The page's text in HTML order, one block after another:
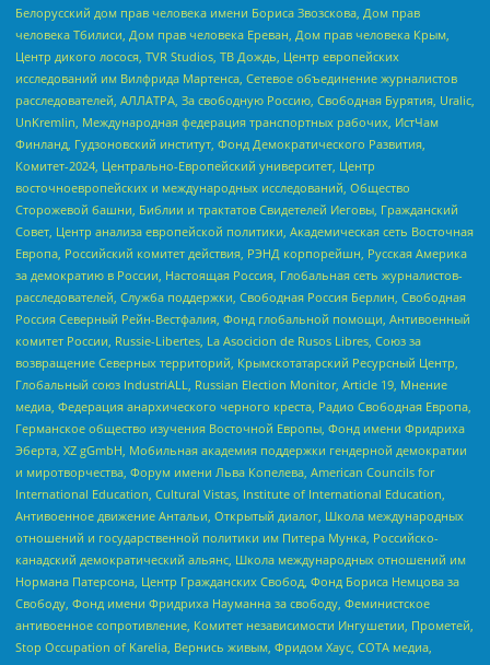
Белорусский дом прав человека имени Бориса Звозскова, Дом прав
человека Тбилиси, Дом прав человека Ереван, Дом прав человека Крым,
Центр дикого лосося, TVR Studios, ТВ Дождь, Центр европейских
исследований им Вилфрида Мартенса, Сетевое объединение журналистов
расследователей, АЛЛАТРА, За свободную Россию, Свободная Бурятия, Uralic,
UnKremlin, Международная федерация транспортных рабочих, ИстЧам
Финланд, Гудзоновский институт, Фонд Демократического Развития,
Комитет-2024, Центрально-Европейский университет, Центр
восточноевропейских и международных исследований, Общество
Сторожевой башни, Библии и трактатов Свидетелей Иеговы, Гражданский
Совет, Центр анализа европейской политики, Академическая сеть Восточная
Европа, Российский комитет действия, РЭНД корпорейшн, Русская Америка
за демократию в России, Настоящая Россия, Глобальная сеть журналистов-
расследователей, Служба поддержки, Свободная Россия Берлин, Свободная
Россия Северный Рейн-Вестфалия, Фонд глобальной помощи, Антивоенный
комитет России, Russie-Libertes, La Asocicion de Rusos Libres, Союз за
возвращение Северных территорий, Крымскотатарский Ресурсный Центр,
Глобальный союз IndustriALL, Russian Election Monitor, Article 19, Мнение
медиа, Федерация анархического черного креста, Радио Свободная Европа,
Германское общество изучения Восточной Европы, Фонд имени Фридриха
Эберта, XZ gGmbH, Мобильная академия поддержки гендерной демократии
и миротворчества, Форум имени Льва Копелева, American Councils for
International Education, Cultural Vistas, Institute of International Education,
Антивоенное движение Антальи, Открытый диалог, Школа международных
отношений и государственной политики им Питера Мунка, Российско-
канадский демократический альянс, Школа международных отношений им
Нормана Патерсона, Центр Гражданских Свобод, Фонд Бориса Немцова за
Свободу, Фонд имени Фридриха Науманна за свободу, Феминистское
антивоенное сопротивление, Комитет независимости Ингушетии, Прометей,
Stop Occupation of Karelia, Вернись живым, Фридом Хаус, СОТА медиа,